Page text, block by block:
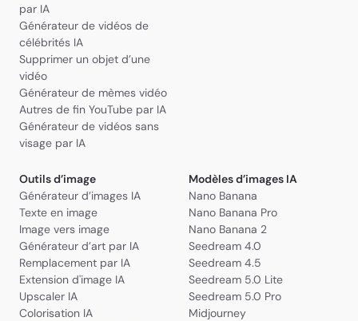
José Alexandre Barbosa da Silva
par IA
Générateur de vidéos de
célébrités IA
Supprimer un objet d’une
vidéo
Générateur de mèmes vidéo
Autres de fin YouTube par IA
Générateur de vidéos sans
visage par IA
Outils d’image
Générateur d’images IA
Texte en image
Image vers image
Générateur d’art par IA
Remplacement par IA
Extension d'image IA
Upscaler IA
Colorisation IA
Modèles d’images IA
Nano Banana
Nano Banana Pro
Nano Banana 2
Seedream 4.0
Seedream 4.5
Seedream 5.0 Lite
Seedream 5.0 Pro
Midjourney